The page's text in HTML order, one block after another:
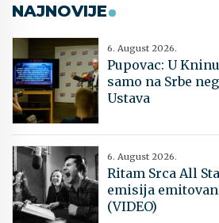
NAJNOVIJE
6. August 2026.
Pupovac: U
samo na Srbe
Ustava
6. August 2026.
Ritam Srca All
emisija
(VIDEO)